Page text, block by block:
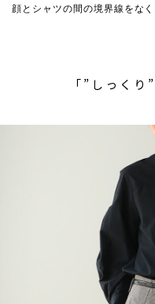
顔とシャツの間の境界線をな
「”しっくり